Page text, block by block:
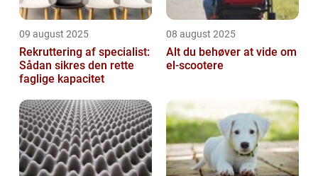
09 august 2025
Rekruttering af specialist:
Sådan sikres den rette
faglige kapacitet
08 august 2025
Alt du behøver at vide om
el-scootere